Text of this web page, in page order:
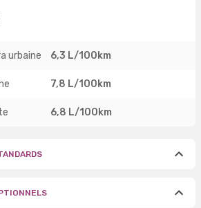
urbaine 6,3 L/100km
7,8 L/100km
6,8 L/100km